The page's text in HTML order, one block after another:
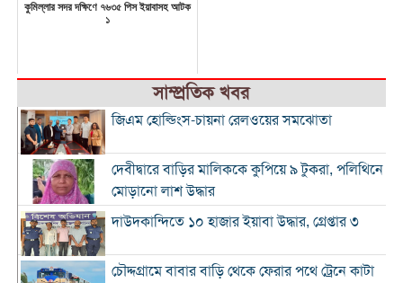
কুমিল্লার সদর দক্ষিণে ৭৬৩৫ পিস ইয়াবাসহ আটক
১
সাম্প্রতিক খবর
জিএম হোল্ডিংস-চায়না রেলওয়ের সমঝোতা
দেবীদ্বারে বাড়ির মালিককে কুপিয়ে ৯ টুকরা, পলিথিনে
মোড়ানো লাশ উদ্ধার
দাউদকান্দিতে ১০ হাজার ইয়াবা উদ্ধার, গ্রেপ্তার ৩
চৌদ্দগ্রামে বাবার বাড়ি থেকে ফেরার পথে ট্রেনে কাটা